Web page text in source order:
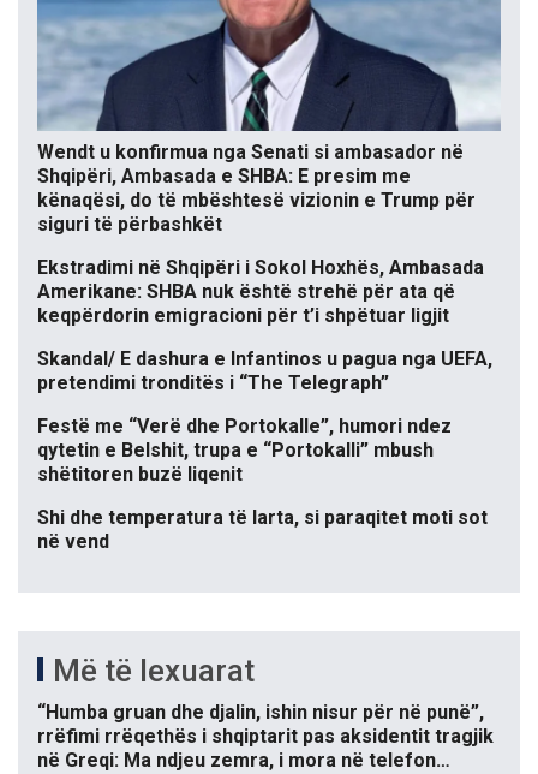
Wendt u konfirmua nga Senati si ambasador në
Shqipëri, Ambasada e SHBA: E presim me
kënaqësi, do të mbështesë vizionin e Trump për
siguri të përbashkët
Ekstradimi në Shqipëri i Sokol Hoxhës, Ambasada
Amerikane: SHBA nuk është strehë për ata që
keqpërdorin emigracioni për t’i shpëtuar ligjit
Skandal/ E dashura e Infantinos u pagua nga UEFA,
pretendimi tronditës i “The Telegraph”
Festë me “Verë dhe Portokalle”, humori ndez
qytetin e Belshit, trupa e “Portokalli” mbush
shëtitoren buzë liqenit
Shi dhe temperatura të larta, si paraqitet moti sot
në vend
Më të lexuarat
“Humba gruan dhe djalin, ishin nisur për në punë”,
rrëfimi rrëqethës i shqiptarit pas aksidentit tragjik
në Greqi: Ma ndjeu zemra, i mora në telefon…